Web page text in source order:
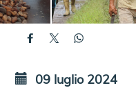
09 luglio 2024